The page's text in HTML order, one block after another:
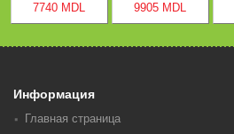
7740 MDL 9905 MDL
Информация
Главная страница